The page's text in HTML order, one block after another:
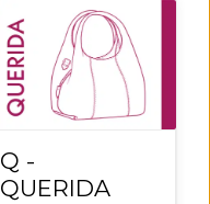
Q -
QUERIDA